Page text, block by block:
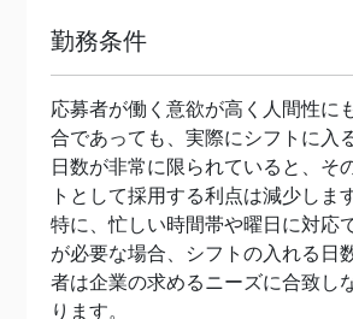
勤務条件
応募者が働く意欲が高く人間性に
合であっても、実際にシフトに入
日数が非常に限られていると、そ
トとして採用する利点は減少しま
特に、忙しい時間帯や曜日に対応
が必要な場合、シフトの入れる日
者は企業の求めるニーズに合致し
ります。